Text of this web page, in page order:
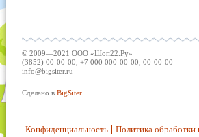
© 2009—2021 ООО «Шоп22.Ру»
(3852) 00-00-00, +7 000 000-00-00, 00-00-00
info@bigsiter.ru
Сделано в BigSiter
Конфиденциальность Политика